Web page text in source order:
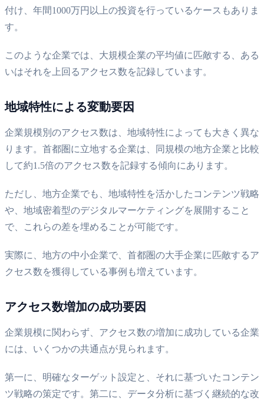
付け、年間1000万円以上の投資を行っているケースもありま
す。
このような企業では、大規模企業の平均値に匹敵する、ある
いはそれを上回るアクセス数を記録しています。
地域特性による変動要因
企業規模別のアクセス数は、地域特性によっても大きく異な
ります。首都圏に立地する企業は、同規模の地方企業と比較
して約1.5倍のアクセス数を記録する傾向にあります。
ただし、地方企業でも、地域特性を活かしたコンテンツ戦略
や、地域密着型のデジタルマーケティングを展開すること
で、これらの差を埋めることが可能です。
実際に、地方の中小企業で、首都圏の大手企業に匹敵するア
クセス数を獲得している事例も増えています。
アクセス数増加の成功要因
企業規模に関わらず、アクセス数の増加に成功している企業
には、いくつかの共通点が見られます。
第一に、明確なターゲット設定と、それに基づいたコンテン
ツ戦略の策定です。第二に、データ分析に基づく継続的な改